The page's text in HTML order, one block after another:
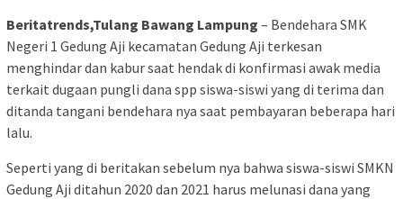
Beritatrends,Tulang Bawang Lampung – Bendehara SMK
Negeri 1 Gedung Aji kecamatan Gedung Aji terkesan
menghindar dan kabur saat hendak di konfirmasi awak media
terkait dugaan pungli dana spp siswa-siswi yang di terima dan
ditanda tangani bendehara nya saat pembayaran beberapa hari
lalu.
Seperti yang di beritakan sebelum nya bahwa siswa-siswi SMKN
Gedung Aji ditahun 2020 dan 2021 harus melunasi dana yang